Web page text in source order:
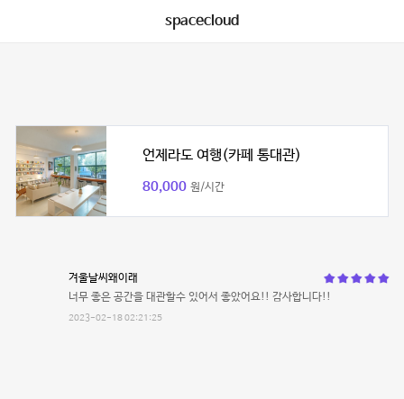
spacecloud
언제라도 여행(카페 통대관)
80,000 원/시간
겨울날씨왜이래
너무 좋은 공간을 대관할수 있어서 좋았어요!! 감사합니다!!
2023-02-18 02:21:25